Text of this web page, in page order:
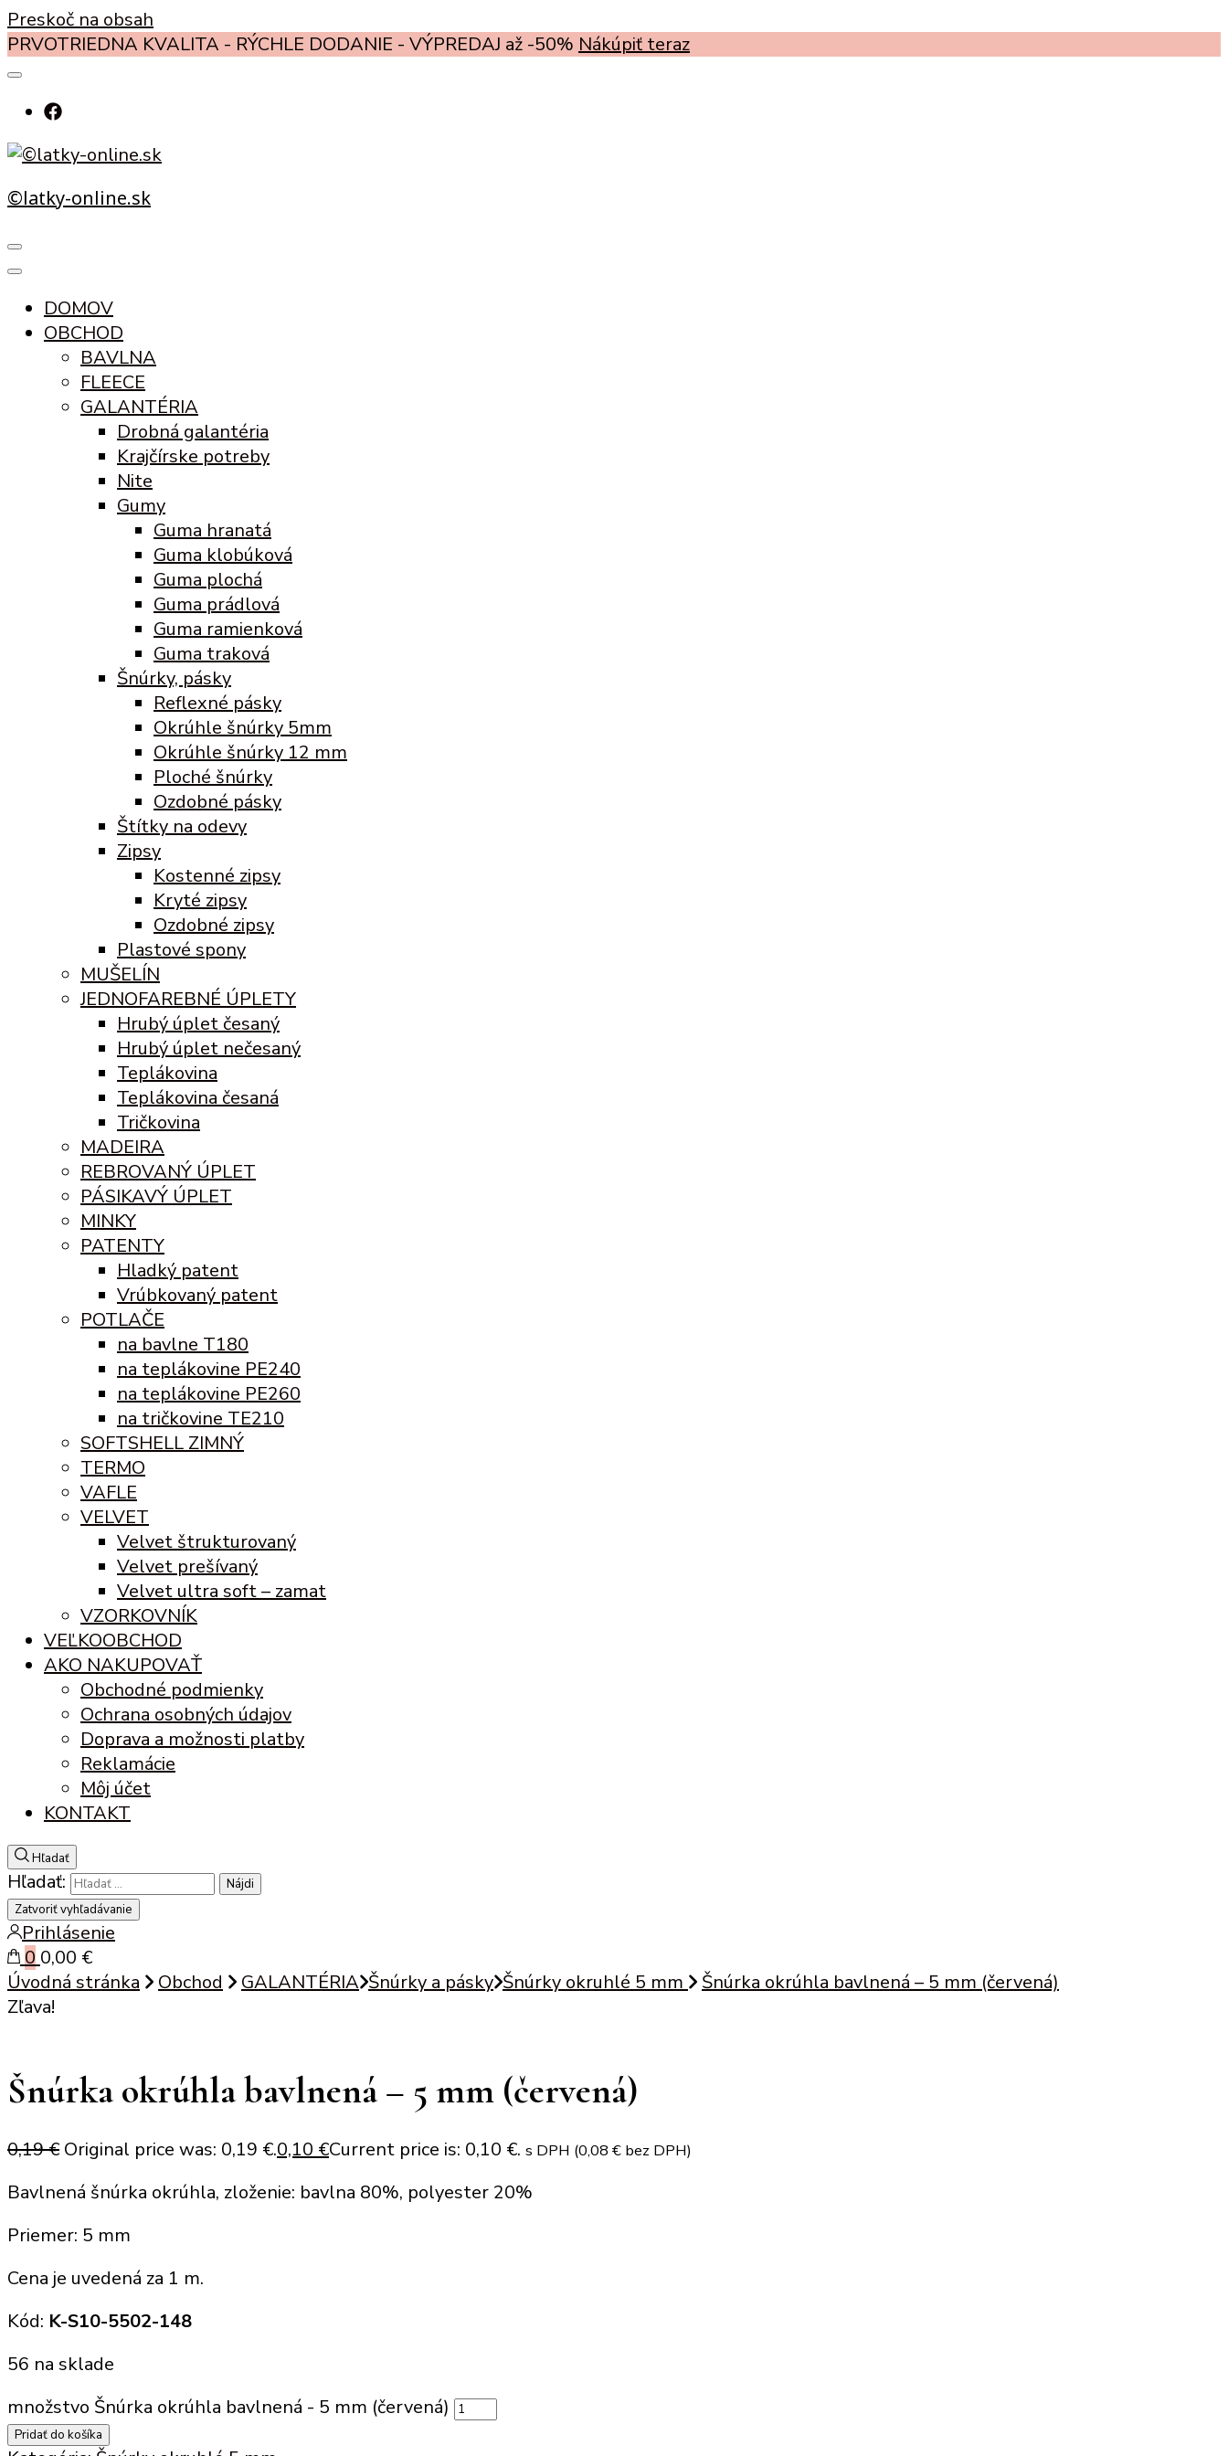
Preskoč na obsah
PRVOTRIEDNA KVALITA - RÝCHLE DODANIE - VÝPREDAJ až -50% Nákúpiť teraz
©latky-online.sk
DOMOV
OBCHOD
BAVLNA
FLEECE
GALANTÉRIA
Drobná galantéria
Krajčírske potreby
Nite
Gumy
Guma hranatá
Guma klobúková
Guma plochá
Guma prádlová
Guma ramienková
Guma traková
Šnúrky, pásky
Reflexné pásky
Okrúhle šnúrky 5mm
Okrúhle šnúrky 12 mm
Ploché šnúrky
Ozdobné pásky
Štítky na odevy
Zipsy
Kostenné zipsy
Kryté zipsy
Ozdobné zipsy
Plastové spony
MUŠELÍN
JEDNOFAREBNÉ ÚPLETY
Hrubý úplet česaný
Hrubý úplet nečesaný
Teplákovina
Teplákovina česaná
Tričkovina
MADEIRA
REBROVANÝ ÚPLET
PÁSIKAVÝ ÚPLET
MINKY
PATENTY
Hladký patent
Vrúbkovaný patent
POTLAČE
na bavlne T180
na teplákovine PE240
na teplákovine PE260
na tričkovine TE210
SOFTSHELL ZIMNÝ
TERMO
VAFLE
VELVET
Velvet štrukturovaný
Velvet prešívaný
Velvet ultra soft – zamat
VZORKOVNÍK
VEĽKOOBCHOD
AKO NAKUPOVAŤ
Obchodné podmienky
Ochrana osobných údajov
Doprava a možnosti platby
Reklamácie
Môj účet
KONTAKT
Hľadať
Hľadať:
Zatvoriť vyhľadávanie
Prihlásenie
0 0,00 €
Úvodná stránka
Obchod GALANTÉRIA Šnúrky a pásky Šnúrky okruhlé 5 mm
Šnúrka okrúhla bavlnená – 5 mm (červená)
Zľava!
Šnúrka okrúhla bavlnená – 5 mm (červená)
0,19€ Original price was: 0,19 €.0,10 €Current price is: 0,10 €. s DPH (0,08 € bez DPH)
Bavlnená šnúrka okrúhla, zloženie: bavlna 80%, polyester 20%
Priemer: 5 mm
Cena je uvedená za 1 m.
Kód: K-S10-5502-148
56 na sklade
množstvo Šnúrka okrúhla bavlnená - 5 mm (červená)
Pridať do košíka